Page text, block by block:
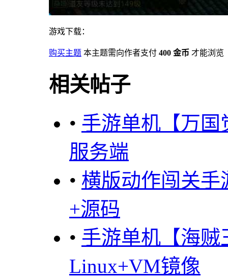
游戏下载：
购买主题 本主题需向作者支付 400 金币 才能浏览
相关帖子
• 手游单机【万
服务端
• 横版动作闯关手
+源码
• 手游单机【海
Linux+VM镜像